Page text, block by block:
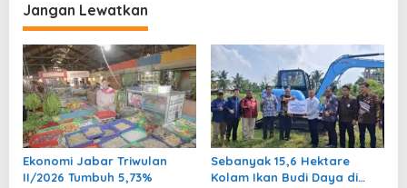
g
a
s
i
p
o
s
Jangan Lewatkan
Ekonomi Jabar Triwulan
II/2026 Tumbuh 5,73%
Sebanyak 15,6 Hektare
Kolam Ikan Budi Daya di